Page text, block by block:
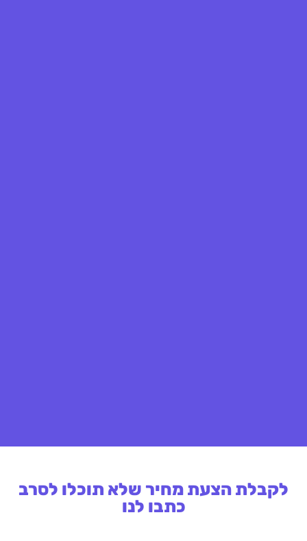
לקבלת הצעת מחיר שלא תוכלו לסרב
כתבו לנו